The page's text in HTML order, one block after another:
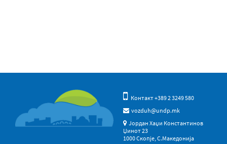
Контакт +389 2 3249 580
vozduh@undp.mk
Јордан Хаџи Константинов
Џинот 23
1000 Скопје, С.Македонија